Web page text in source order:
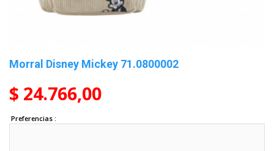
Morral Disney Mickey 71.0800002
$ 24.766,00
Preferencias